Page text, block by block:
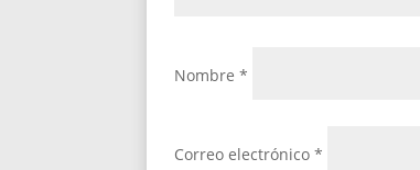
Nombre *
Correo electrónico *